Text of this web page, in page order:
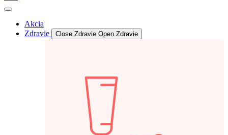
Akcia
Zdravie
Close Zdravie Open Zdravie